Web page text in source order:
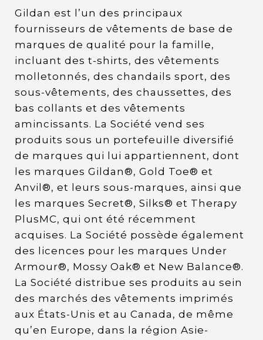
Gildan est l’un des principaux
fournisseurs de vêtements de base de
marques de qualité pour la famille,
incluant des t-shirts, des vêtements
molletonnés, des chandails sport, des
sous-vêtements, des chaussettes, des
bas collants et des vêtements
amincissants. La Société vend ses
produits sous un portefeuille diversifié
de marques qui lui appartiennent, dont
les marques Gildan®, Gold Toe® et
Anvil®, et leurs sous-marques, ainsi que
les marques Secret®, Silks® et Therapy
PlusMC, qui ont été récemment
acquises. La Société possède également
des licences pour les marques Under
Armour®, Mossy Oak® et New Balance®.
La Société distribue ses produits au sein
des marchés des vêtements imprimés
aux États-Unis et au Canada, de même
qu’en Europe, dans la région Asie-